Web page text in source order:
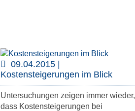
09.04.2015 |
Kostensteigerungen im Blick
Untersuchungen zeigen immer wieder,
dass Kostensteigerungen bei